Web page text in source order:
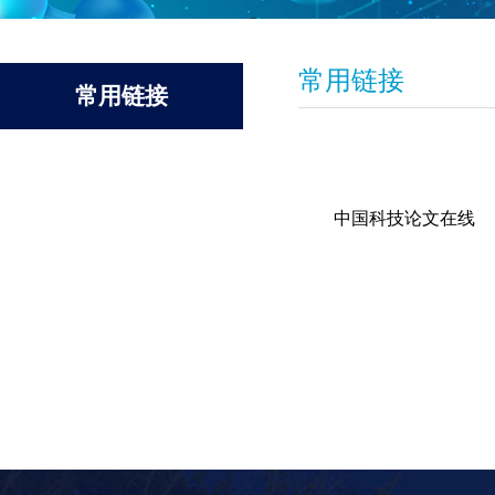
常用链接
常用链接
中国科技论文在线